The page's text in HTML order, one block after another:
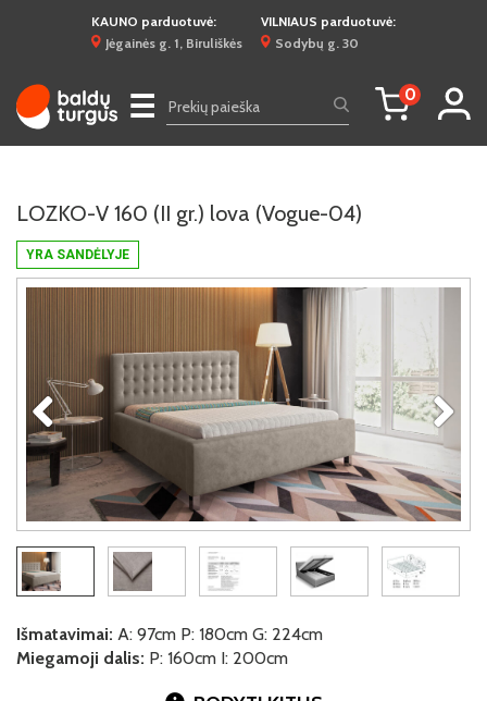
KAUNO parduotuvė:
Jėgainės g. 1, Biruliškės
VILNIAUS parduotuvė:
Sodybų g. 30
☰ 0
YRA SANDĖLYJE
LOZKO-V 160 (II gr.) lova (Vogue-04)
Išmatavimai: A: 97cm P: 180cm G: 224cm
Miegamoji dalis: P: 160cm I: 200cm